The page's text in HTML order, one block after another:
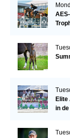
Elite
in